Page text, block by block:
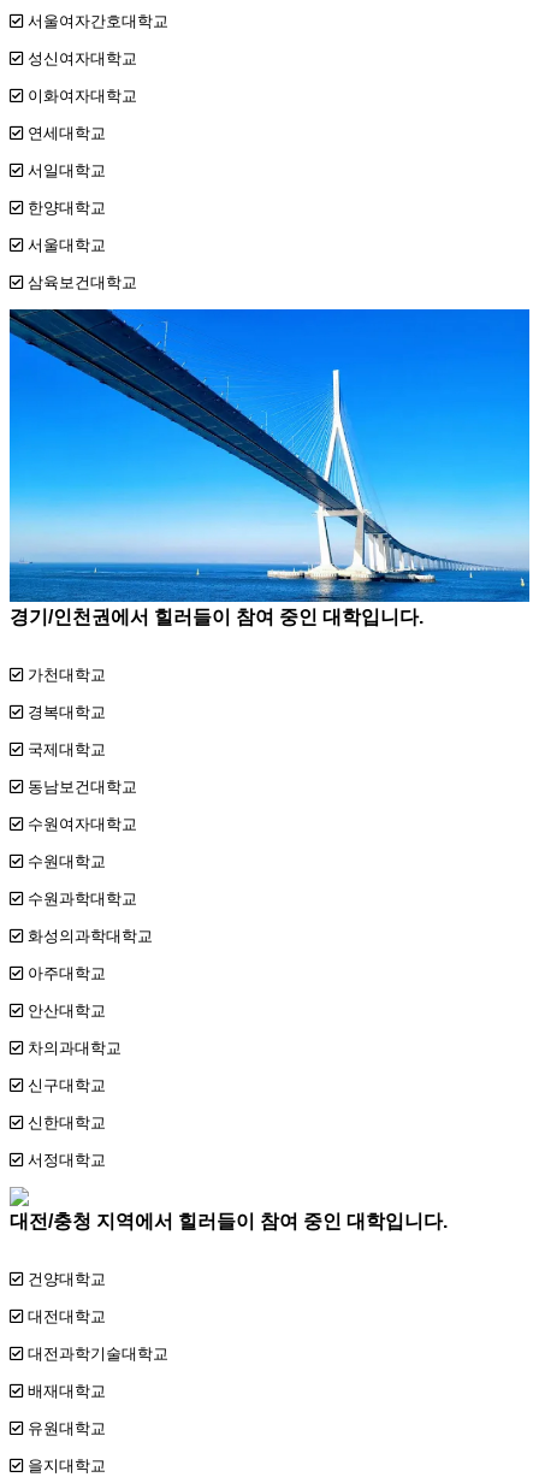
서울여자간호대학교
성신여자대학교
이화여자대학교
연세대학교
서일대학교
한양대학교
서울대학교
삼육보건대학교
경기/인천권에서 힐러들이 참여 중인 대학입니다.
가천대학교
경복대학교
국제대학교
동남보건대학교
수원여자대학교
수원대학교
수원과학대학교
화성의과학대학교
아주대학교
안산대학교
차의과대학교
신구대학교
신한대학교
서정대학교
대전/충청 지역에서 힐러들이 참여 중인 대학입니다.
건양대학교
대전대학교
대전과학기술대학교
배재대학교
유원대학교
을지대학교